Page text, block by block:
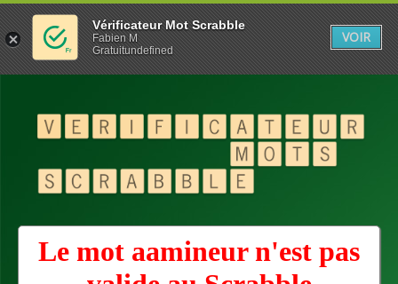
Le mot aamineur n'est pas
Vérificateur Mot Scrabble
Fabien M
Gratuitundefined
VOIR